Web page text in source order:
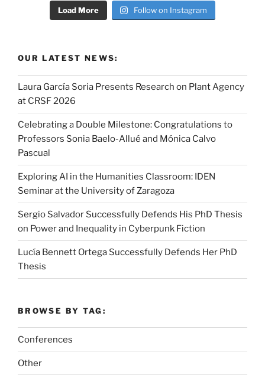
Load More Follow on Instagram
OUR LATEST NEWS:
Laura García Soria Presents Research on Plant Agency
at CRSF 2026
Celebrating a Double Milestone: Congratulations to
Professors Sonia Baelo-Allué and Mónica Calvo
Pascual
Exploring AI in the Humanities Classroom: IDEN
Seminar at the University of Zaragoza
Sergio Salvador Successfully Defends His PhD Thesis
on Power and Inequality in Cyberpunk Fiction
Lucía Bennett Ortega Successfully Defends Her PhD
Thesis
BROWSE BY TAG:
Conferences
Other